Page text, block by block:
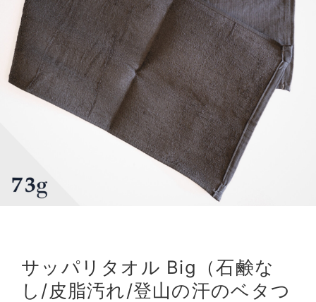
サッパリタオル Big（石鹸な
し/皮脂汚れ/登山の汗のベタつ